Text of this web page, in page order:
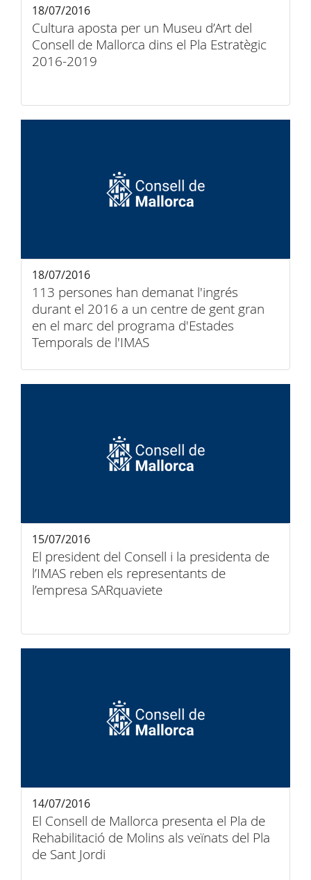
Cultura aposta per un Museu d’Art del
Consell de Mallorca dins el Pla Estratègic
2016-2019
18/07/2016
113 persones han demanat l'ingrés
durant el 2016 a un centre de gent gran
en el marc del programa d'Estades
Temporals de l'IMAS
18/07/2016
El president del Consell i la presidenta de
l’IMAS reben els representants de
l’empresa SARquaviete
15/07/2016
El Consell de Mallorca presenta el Pla de
Rehabilitació de Molins als veïnats del Pla
de Sant Jordi
14/07/2016